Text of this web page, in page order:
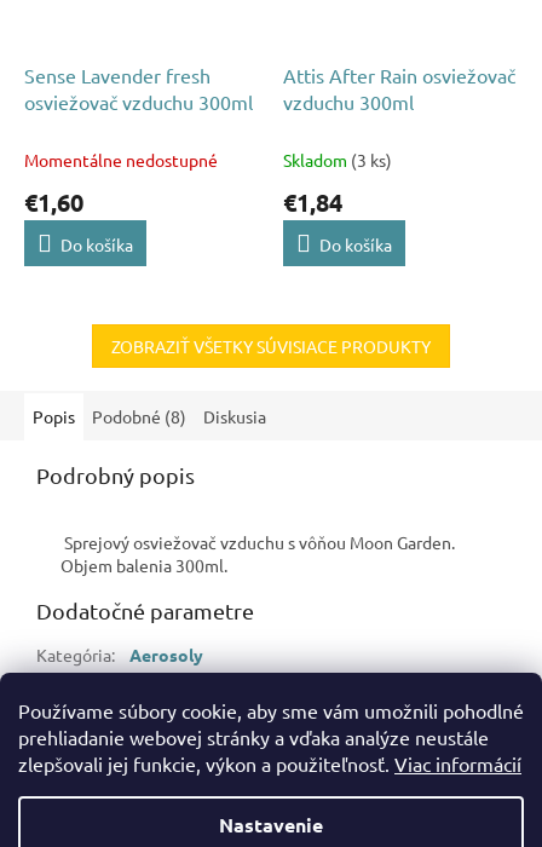
Používame súbory cookie, aby sme vám umožnili pohodlné
prehliadanie webovej stránky a vďaka analýze neustále
zlepšovali jej funkcie, výkon a použiteľnosť. Viac informácií
Nastavenie
Sense Lavender fresh
osviežovač vzduchu 300ml
Momentálne nedostupné
€1,60
Do košíka
Attis After Rain osviežovač
vzduchu 300ml
Skladom (3 ks)
€1,84
Do košíka
ZOBRAZIŤ VŠETKY SÚVISIACE PRODUKTY
Popis Podobné (8) Diskusia
Podrobný popis
Sprejový osviežovač vzduchu s vôňou Moon Garden.
Objem balenia 300ml.
Dodatočné parametre
Kategória:
Aerosoly
EAN: 5908241716702
Vytvoril Shoptet